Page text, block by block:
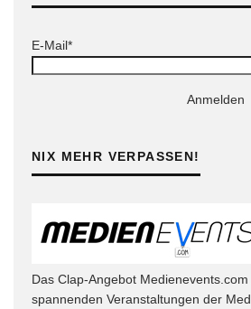
E-Mail*
Anmelden
NIX MEHR VERPASSEN!
Das Clap-Angebot
spannenden Veranstaltungen der